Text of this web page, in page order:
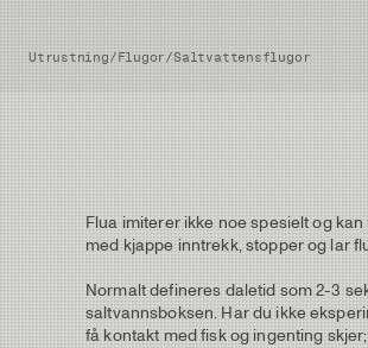
Utrustning/Flugor/Saltvattensflugor
Flua imiterer ikke noe spesielt og
med kjappe inntrekk, stopper og lar
Normalt defineres daletid som 2-3
saltvannsboksen. Har du ikke
få kontakt med fisk og ingenting